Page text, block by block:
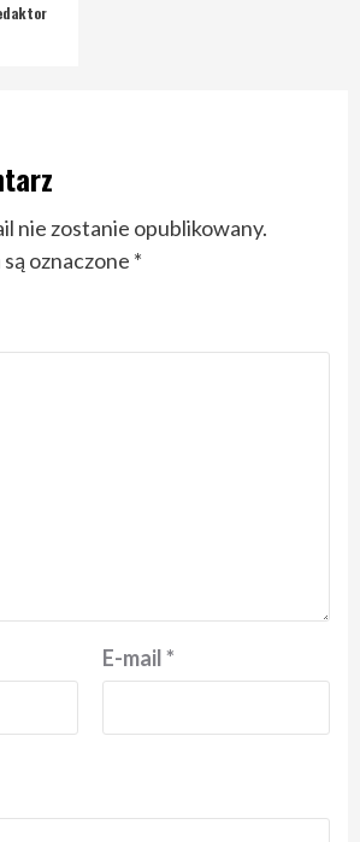
nie zostanie opublikowany.
oznaczone *
E-mail*